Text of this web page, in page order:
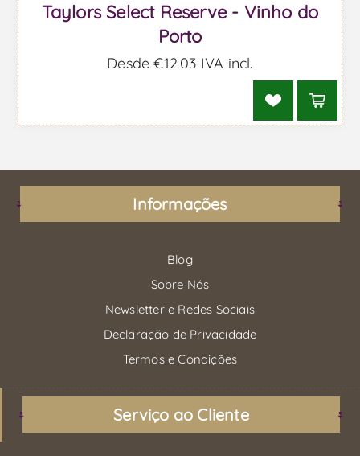
Taylors Select Reserve - Vinho do
Porto
Desde €12,03 IVA incl.
Informações
Blog
Sobre Nós
Newsletter e Redes Sociais
Declaração de Privacidade
Termos e Condições
Serviço ao Cliente